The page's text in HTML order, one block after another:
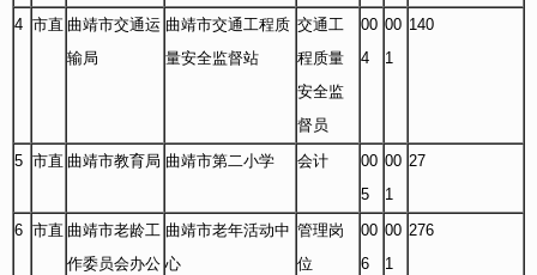
4 市直 曲靖市交通运
输局
曲靖市交通工程质
量安全监督站
交通工
程质量
安全监
督员
00
4
00
1
140
5 市直 曲靖市教育局 曲靖市第二小学 会计
00
5
00
1
27
6 市直 曲靖市老龄工
作委员会办公
曲靖市老年活动中
心
管理岗
位
00
6
00
1
276